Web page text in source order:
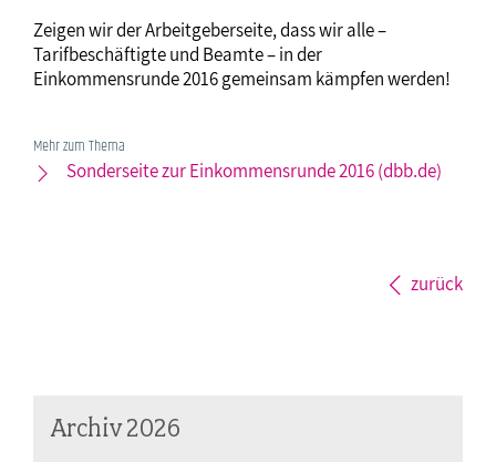
Zeigen wir der Arbeitgeberseite, dass wir alle –
Tarifbeschäftigte und Beamte – in der
Einkommensrunde 2016 gemeinsam kämpfen werden!
Mehr zum Thema
Sonderseite zur Einkommensrunde 2016 (dbb.de)
zurück
Archiv 2026